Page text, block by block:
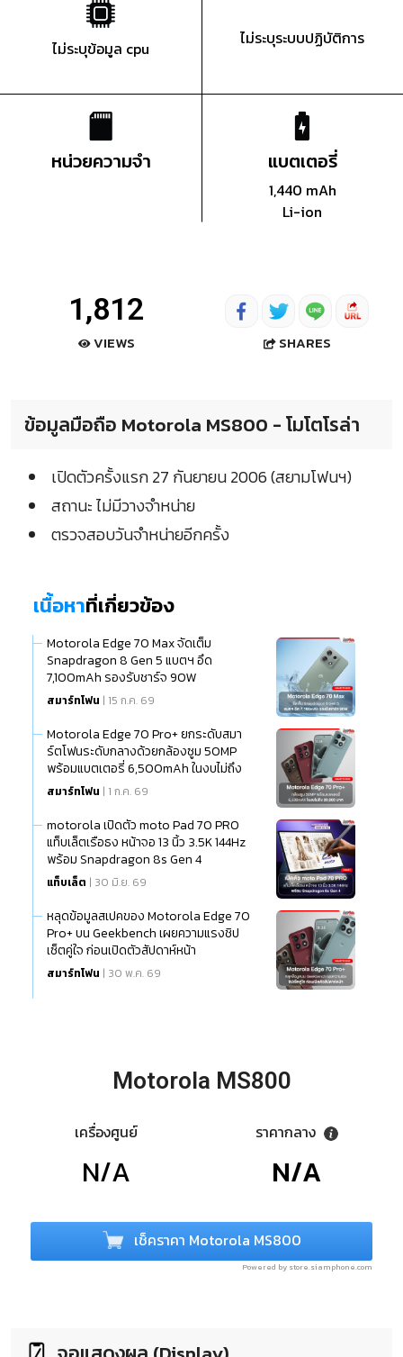
ไม่ระบุข้อมูล cpu ไม่ระบุระบบปฏิบัติการ
หน่วยความจำ แบตเตอรี่
1,440 mAh
Li-ion
1,812
VIEWS SHARES
ข้อมูลมือถือ Motorola MS800 - โมโตโรล่า
เปิดตัวครั้งแรก 27 กันยายน 2006 (สยามโฟนฯ)
สถานะ ไม่มีวางจำหน่าย
ตรวจสอบวันจำหน่ายอีกครั้ง
เนื้อหาที่เกี่ยวข้อง
Motorola Edge 70 Max จัดเต็ม
Snapdragon 8 Gen 5 แบตฯ อึด
7,100mAh รองรับชาร์จ 90W
สมาร์ทโฟน | 15 ก.ค. 69
Motorola Edge 70 Pro+ ยกระดับสมา
ร์ตโฟนระดับกลางด้วยกล้องซูม 50MP
พร้อมแบตเตอรี่ 6,500mAh ในงบไม่ถึง
20,000 บาท
สมาร์ทโฟน | 1 ก.ค. 69
motorola เปิดตัว moto Pad 70 PRO
แท็บเล็ตเรือธง หน้าจอ 13 นิ้ว 3.5K 144Hz
พร้อม Snapdragon 8s Gen 4
แท็บเล็ต | 30 มิ.ย. 69
หลุดข้อมูลสเปคของ Motorola Edge 70
Pro+ บน Geekbench เผยความแรงชิป
เซ็ตคู่ใจ ก่อนเปิดตัวสัปดาห์หน้า
สมาร์ทโฟน | 30 พ.ค. 69
Motorola MS800
เครื่องศูนย์
N/A
ราคากลาง
N/A
เช็คราคา Motorola MS800
Powered by store.siamphone.com